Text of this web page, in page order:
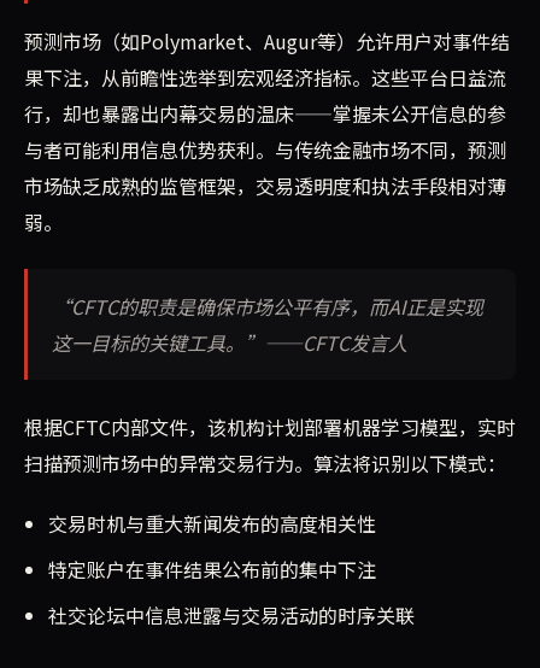
预测市场（如Polymarket、Augur等）允许用户对事件结
果下注，从前瞻性选举到宏观经济指标。这些平台日益流
行，却也暴露出内幕交易的温床——掌握未公开信息的参
与者可能利用信息优势获利。与传统金融市场不同，预测
市场缺乏成熟的监管框架，交易透明度和执法手段相对薄
弱。
“CFTC的职责是确保市场公平有序，而AI正是实现
这一目标的关键工具。”——CFTC发言人
根据CFTC内部文件，该机构计划部署机器学习模型，实时
扫描预测市场中的异常交易行为。算法将识别以下模式：
交易时机与重大新闻发布的高度相关性
特定账户在事件结果公布前的集中下注
社交论坛中信息泄露与交易活动的时序关联